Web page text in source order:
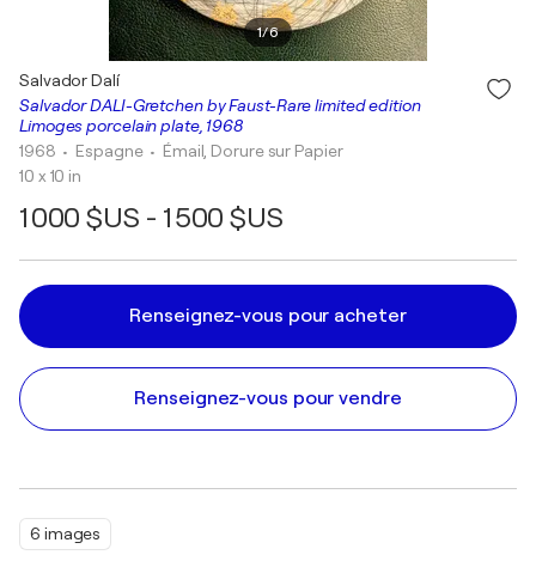
1/6
6 images
Salvador DALI-Gretchen by Faust-Rare limited edition
Limoges porcelain plate, 1968
Salvador Dalí
1968 • Espagne • Émail, Dorure sur Papier
10 x 10 in
1 000 $US - 1 500 $US
Renseignez-vous pour acheter
Renseignez-vous pour vendre